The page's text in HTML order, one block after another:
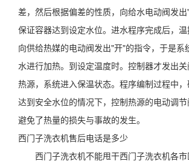
差，然后根据偏差的性质，向给水电动阀发出
保证容器达到设定水位。进水程序完成后，
向供给热媒的电动阀发出"开"的指令，于是系
水进行加热。到设定温度时。控制器才发出
热源，系统进入保温状态。程序编制过程中
达到安全水位的情况下，控制热源的电动调
避免了热量的损失与事故的发生。
西门子洗衣机售后电话是多少
西门子洗衣机不能甩干西门子洗衣机各市